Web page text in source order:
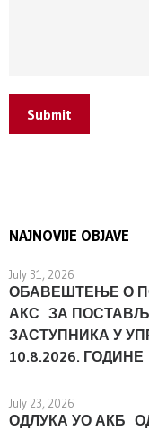
Submit
NAJNOVIJE OBJAVE
July 31, 2026
ОБАВЕШТЕЊЕ О
АКС ЗА
ЗАСТУПНИКА У
10.8.2026. ГОДИНЕ
July 23, 2026
ОДЛУКА УО АКБ